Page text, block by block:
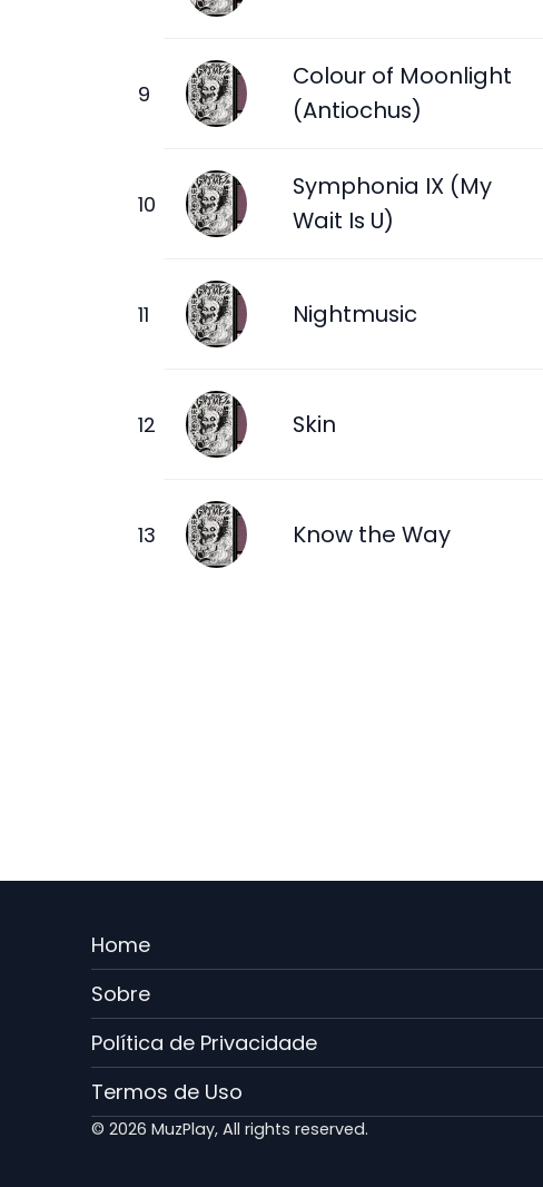
Colour of Moonlight
(Antiochus)
Symphonia IX (My
Wait Is U)
Nightmusic
Skin
Know the Way
Menu
Rodape
PT
Home
Sobre
Política de Privacidade
Termos de Uso
© 2026 MuzPlay, All rights reserved.